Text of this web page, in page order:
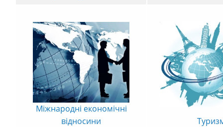
Міжнародні економічні
відносини